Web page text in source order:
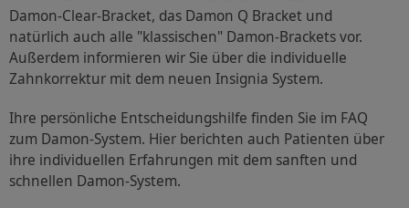
Damon-Clear-Bracket, das Damon Q Bracket und
natürlich auch alle "klassischen" Damon-Brackets vor.
Außerdem informieren wir Sie über die individuelle
Zahnkorrektur mit dem neuen Insignia System.
Ihre persönliche Entscheidungshilfe finden Sie im FAQ
zum Damon-System. Hier berichten auch Patienten über
ihre individuellen Erfahrungen mit dem sanften und
schnellen Damon-System.